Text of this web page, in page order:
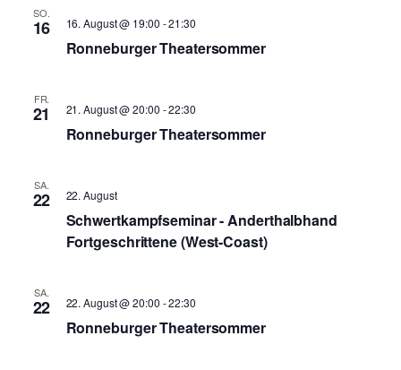
SO.
16 16. August @ 19:00 -21:30
Ronneburger Theatersommer
FR.
21 21. August @ 20:00 -22:30
Ronneburger Theatersommer
SA.
22 22. August
Schwertkampfseminar - Anderthalbhand
Fortgeschrittene (West-Coast)
SA.
22 22. August @ 20:00 -22:30
Ronneburger Theatersommer